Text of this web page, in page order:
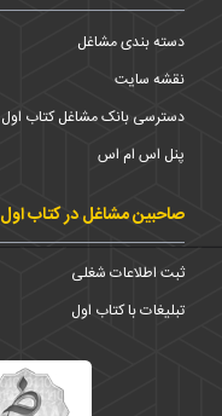
دسته بندی مشاغل
نقشه سایت
دسترسی بانک مشاغل کتاب اول
پنل اس ام اس
صاحبین مشاغل در کتاب اول
ثبت اطلاعات شغلی
تبلیغات با کتاب اول